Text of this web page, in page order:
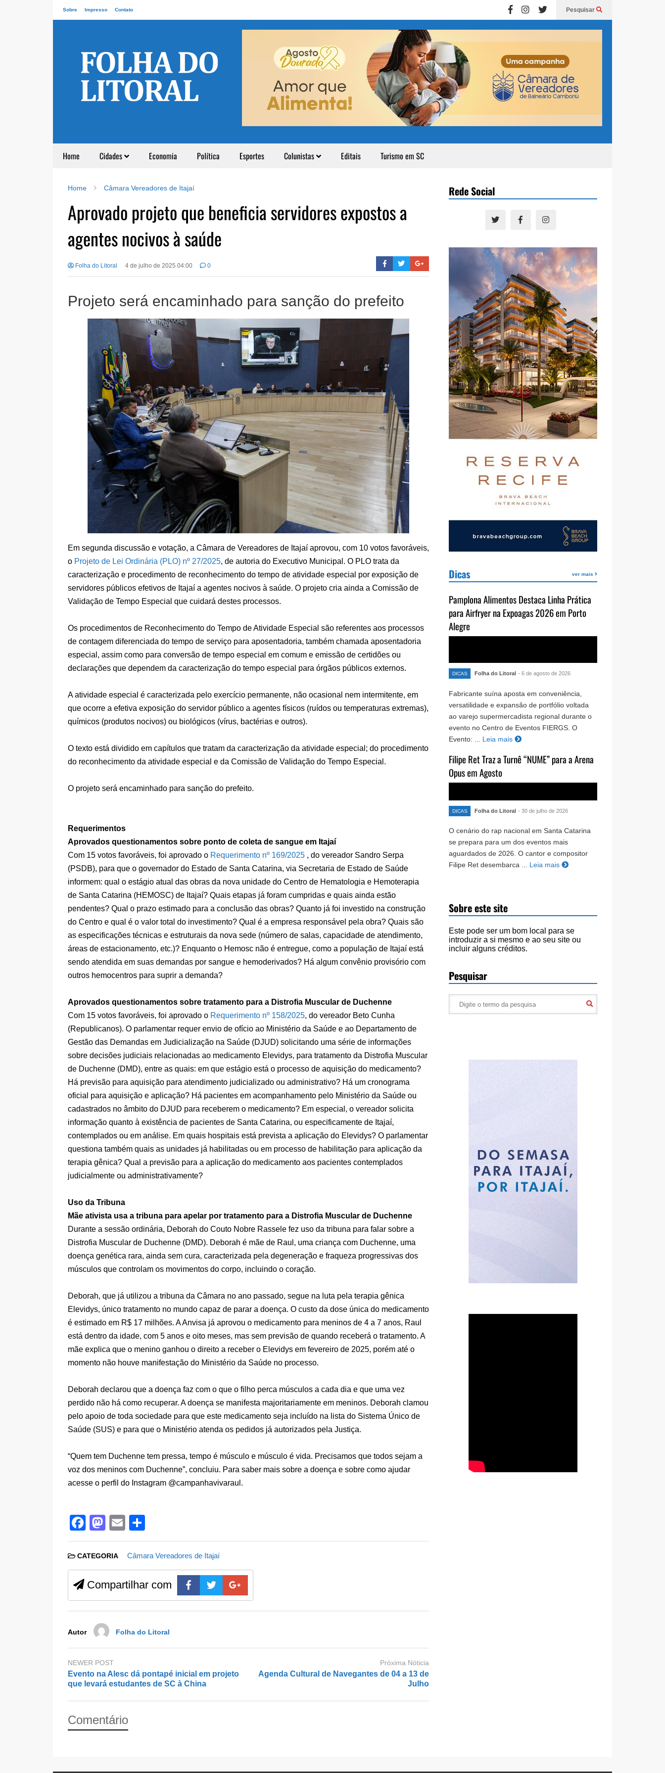
Sobre Impresso Contato Pesquisar
Home Cidades Economia Política Esportes Colunistas Editais Turismo em SC
Home Câmara Vereadores de Itajaí
Aprovado projeto que beneficia servidores expostos a
agentes nocivos à saúde
Folha do Litoral 4 de julho de 2025 04:00 0
Projeto será encaminhado para sanção do prefeito
Em segunda discussão e votação, a Câmara de Vereadores de Itajaí aprovou, com 10 votos favoráveis,
o Projeto de Lei Ordinária (PLO) nº 27/2025, de autoria do Executivo Municipal. O PLO trata da
caracterização e procedimento de reconhecimento do tempo de atividade especial por exposição de
servidores públicos efetivos de Itajaí a agentes nocivos à saúde. O projeto cria ainda a Comissão de
Validação de Tempo Especial que cuidará destes processos.
Os procedimentos de Reconhecimento do Tempo de Atividade Especial são referentes aos processos
de contagem diferenciada do tempo de serviço para aposentadoria, também chamada aposentadoria
especial, assim como para conversão de tempo especial em comum e emissão de certidões ou
declarações que dependem da caracterização do tempo especial para órgãos públicos externos.
A atividade especial é caracterizada pelo exercício permanente, não ocasional nem intermitente, em
que ocorre a efetiva exposição do servidor público a agentes físicos (ruídos ou temperaturas extremas),
químicos (produtos nocivos) ou biológicos (vírus, bactérias e outros).
O texto está dividido em capítulos que tratam da caracterização da atividade especial; do procedimento
do reconhecimento da atividade especial e da Comissão de Validação do Tempo Especial.
O projeto será encaminhado para sanção do prefeito.
Requerimentos
Aprovados questionamentos sobre ponto de coleta de sangue em Itajaí
Com 15 votos favoráveis, foi aprovado o Requerimento nº 169/2025 , do vereador Sandro Serpa
(PSDB), para que o governador do Estado de Santa Catarina, via Secretaria de Estado de Saúde
informem: qual o estágio atual das obras da nova unidade do Centro de Hematologia e Hemoterapia
de Santa Catarina (HEMOSC) de Itajaí? Quais etapas já foram cumpridas e quais ainda estão
pendentes? Qual o prazo estimado para a conclusão das obras? Quanto já foi investido na construção
do Centro e qual é o valor total do investimento? Qual é a empresa responsável pela obra? Quais são
as especificações técnicas e estruturais da nova sede (número de salas, capacidade de atendimento,
áreas de estacionamento, etc.)? Enquanto o Hemosc não é entregue, como a população de Itajaí está
sendo atendida em suas demandas por sangue e hemoderivados? Há algum convênio provisório com
outros hemocentros para suprir a demanda?
Aprovados questionamentos sobre tratamento para a Distrofia Muscular de Duchenne
Com 15 votos favoráveis, foi aprovado o Requerimento nº 158/2025, do vereador Beto Cunha
(Republicanos). O parlamentar requer envio de ofício ao Ministério da Saúde e ao Departamento de
Gestão das Demandas em Judicialização na Saúde (DJUD) solicitando uma série de informações
sobre decisões judiciais relacionadas ao medicamento Elevidys, para tratamento da Distrofia Muscular
de Duchenne (DMD), entre as quais: em que estágio está o processo de aquisição do medicamento?
Há previsão para aquisição para atendimento judicializado ou administrativo? Há um cronograma
oficial para aquisição e aplicação? Há pacientes em acompanhamento pelo Ministério da Saúde ou
cadastrados no âmbito do DJUD para receberem o medicamento? Em especial, o vereador solicita
informação quanto à existência de pacientes de Santa Catarina, ou especificamente de Itajaí,
contemplados ou em análise. Em quais hospitais está prevista a aplicação do Elevidys? O parlamentar
questiona também quais as unidades já habilitadas ou em processo de habilitação para aplicação da
terapia gênica? Qual a previsão para a aplicação do medicamento aos pacientes contemplados
judicialmente ou administrativamente?
Uso da Tribuna
Mãe ativista usa a tribuna para apelar por tratamento para a Distrofia Muscular de Duchenne
Durante a sessão ordinária, Deborah do Couto Nobre Rassele fez uso da tribuna para falar sobre a
Distrofia Muscular de Duchenne (DMD). Deborah é mãe de Raul, uma criança com Duchenne, uma
doença genética rara, ainda sem cura, caracterizada pela degeneração e fraqueza progressivas dos
músculos que controlam os movimentos do corpo, incluindo o coração.
Deborah, que já utilizou a tribuna da Câmara no ano passado, segue na luta pela terapia gênica
Elevidys, único tratamento no mundo capaz de parar a doença. O custo da dose única do medicamento
é estimado em R$ 17 milhões. A Anvisa já aprovou o medicamento para meninos de 4 a 7 anos, Raul
está dentro da idade, com 5 anos e oito meses, mas sem previsão de quando receberá o tratamento. A
mãe explica que o menino ganhou o direito a receber o Elevidys em fevereiro de 2025, porém até o
momento não houve manifestação do Ministério da Saúde no processo.
Deborah declarou que a doença faz com o que o filho perca músculos a cada dia e que uma vez
perdido não há como recuperar. A doença se manifesta majoritariamente em meninos. Deborah clamou
pelo apoio de toda sociedade para que este medicamento seja incluído na lista do Sistema Único de
Saúde (SUS) e para que o Ministério atenda os pedidos já autorizados pela Justiça.
“Quem tem Duchenne tem pressa, tempo é músculo e músculo é vida. Precisamos que todos sejam a
voz dos meninos com Duchenne”, concluiu. Para saber mais sobre a doença e sobre como ajudar
acesse o perfil do Instagram @campanhavivaraul.
F
a
c
e
b
o
k
M
a
st
o
d
o
E
m
ail
h
ar
e
CATEGORIA Câmara Vereadores de Itajaí
Compartilhar com
Autor Folha do Litoral
NEWER POST
Evento na Alesc dá pontapé inicial em projeto
que levará estudantes de SC à China
Próxima Nóticia
Agenda Cultural de Navegantes de 04 a 13 de
Julho
Comentário
Rede Social
Dicas ver mais
Pamplona Alimentos Destaca Linha Prática
para Airfryer na Expoagas 2026 em Porto
Alegre
DICAS Folha do Litoral - 6 de agosto de 2026
Fabricante suína aposta em conveniência,
versatilidade e expansão de portfólio voltada
ao varejo supermercadista regional durante o
evento no Centro de Eventos FIERGS. O
Evento: ...
Leia mais
Filipe Ret Traz a Turnê “NUME” para a Arena
Opus em Agosto
DICAS Folha do Litoral - 30 de julho de 2026
O cenário do rap nacional em Santa Catarina
se prepara para um dos eventos mais
aguardados de 2026. O cantor e compositor
Filipe Ret desembarca ... Leia mais
Sobre este site
Este pode ser um bom local para se
introduzir a si mesmo e ao seu site ou
incluir alguns créditos.
Pesquisar